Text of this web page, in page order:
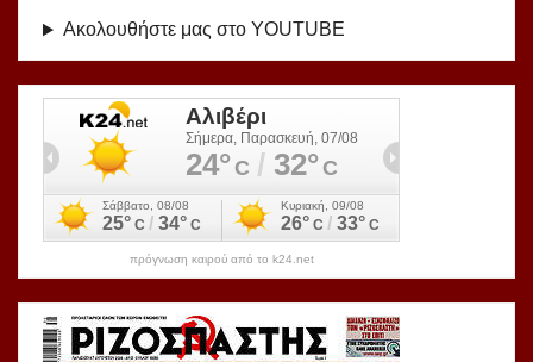
Ακολουθήστε μας στο YOUTUBE
πρόγνωση καιρού από το k24.net